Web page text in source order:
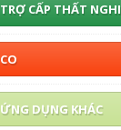
TRỢ CẤP THẤT
CO
ỨNG DỤNG KHÁC